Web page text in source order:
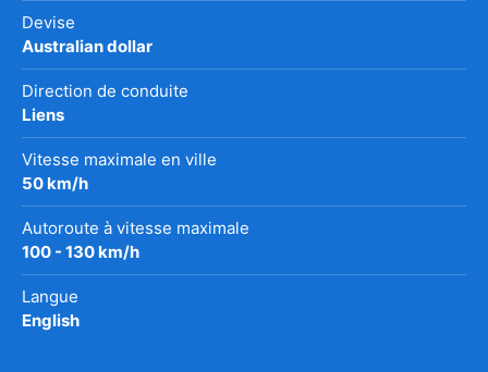
Devise
Australian dollar
Direction de conduite
Liens
Vitesse maximale en ville
50 km/h
Autoroute à vitesse maximale
100 - 130 km/h
Langue
English